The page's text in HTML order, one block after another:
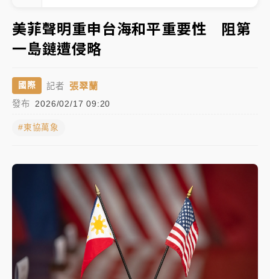
故宮《龍藏經》特展第2檔！今線上預約開賣一度塞車
周六起展出延長至晚上7時
台東農業處長涉圖利渡假村！東檢抗告成功 今重開羈
父親節泡湯了！中颱白海豚雨彈轟3天 「紅到發紫」降
雨熱區曝
暑假過三周才推「E宿新北打卡趣」！抽獎程序複雜 觀
旅局回應了
中信慈善基金會想增加董事人數！辜仲諒向法院聲請遭
駁 理由曝光
故宮《龍藏經》特展第2檔！今線上預約開賣一度塞車
周六起展出延長至晚上7時
美菲聲明重申台海和平重要性 阻第
一島鏈遭侵略
國際 記者 張翠蘭
發布 2026/02/17 09:20
#東協萬象